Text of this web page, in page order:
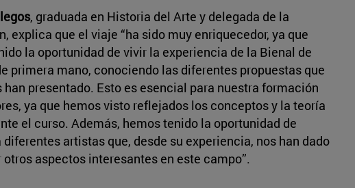
, graduada en Historia del Arte y delegada de la
explica que el viaje “ha sido muy enriquecedor, ya que
la oportunidad de vivir la experiencia de la Bienal de
primera mano, conociendo las diferentes propuestas que
han presentado. Esto es esencial para nuestra formación
ya que hemos visto reflejados los conceptos y la teoría
el curso. Además, hemos tenido la oportunidad de
diferentes artistas que, desde su experiencia, nos han dado
otros aspectos interesantes en este campo”.